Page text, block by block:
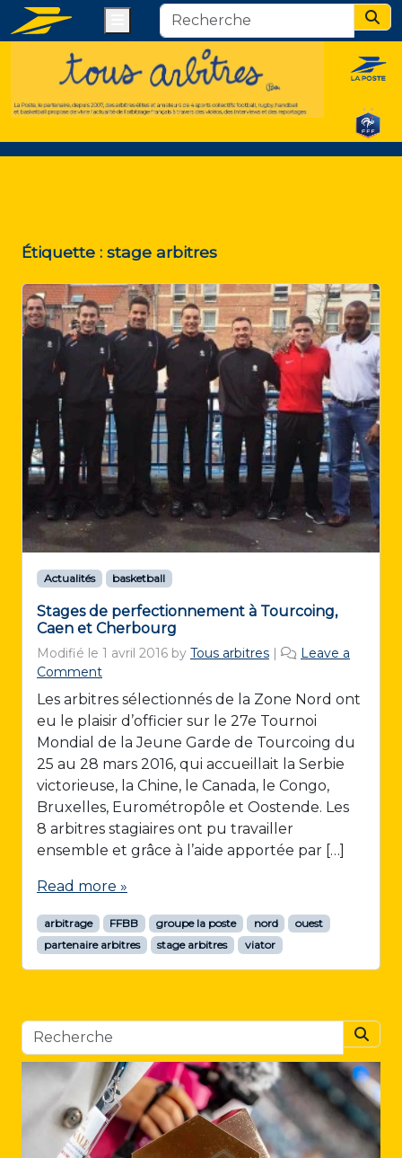
Étiquette : stage arbitres
Actualités basketball
Stages de perfectionnement à Tourcoing,
Caen et Cherbourg
Modifié le 1 avril 2016 by Tous arbitres |
Leave a
Comment
Les arbitres sélectionnés de la Zone Nord ont
eu le plaisir d’officier sur le 27e Tournoi
Mondial de la Jeune Garde de Tourcoing du
25 au 28 mars 2016, qui accueillait la Serbie
victorieuse, la Chine, le Canada, le Congo,
Bruxelles, Eurométropôle et Oostende. Les
8 arbitres stagiaires ont pu travailler
ensemble et grâce à l’aide apportée par […]
Read more »
arbitrage FFBB groupe la poste nord
ouest
partenaire arbitres
stage arbitres viator